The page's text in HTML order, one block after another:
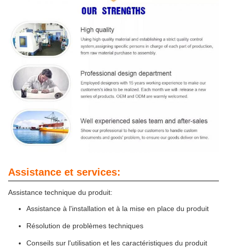
Assistance et services:
Assistance technique du produit:
Assistance à l'installation et à la mise en place du produit
Résolution de problèmes techniques
Conseils sur l'utilisation et les caractéristiques du produit